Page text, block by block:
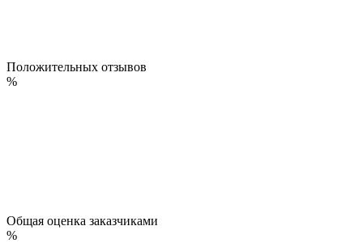
Положительных отзывов
%
Общая оценка заказчиками
%